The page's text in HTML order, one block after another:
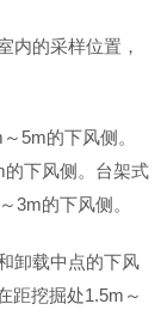
内的采样位置，
5m的下风侧。
下风侧。台架式
3m的下风侧。
卸载中点的下风
距挖掘处1.5m～